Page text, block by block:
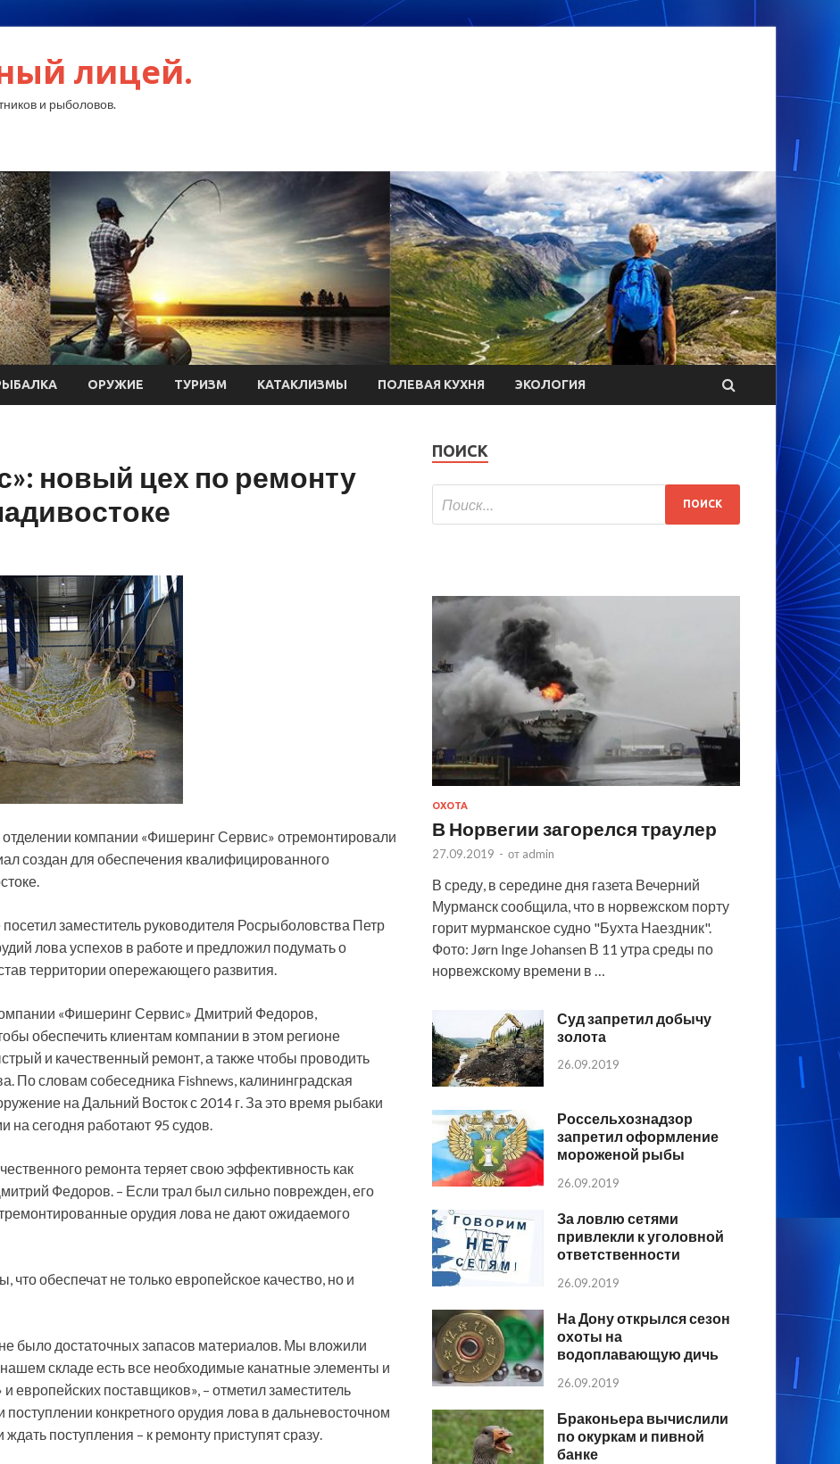
лицей.
и рыболовов.
ОРУЖИЕ ТУРИЗМ КАТАКЛИЗМЫ ПОЛЕВАЯ КУХНЯ ЭКОЛОГИЯ
новый цех по ремонту
компании «Фишеринг Сервис» отремонтировали
создан для обеспечения квалифицированного
заместитель руководителя Росрыболовства Петр
лова успехов в работе и предложил подумать о
территории опережающего развития.
«Фишеринг Сервис» Дмитрий Федоров,
обеспечить клиентам компании в этом регионе
и качественный ремонт, а также чтобы проводить
По словам собеседника Fishnews, калининградская
на Дальний Восток с 2014 г. За это время рыбаки
на сегодня работают 95 судов.
ремонта теряет свою эффективность как
Федоров. – Если трал был сильно поврежден, его
орудия лова не дают ожидаемого
обеспечат не только европейское качество, но и
было достаточных запасов материалов. Мы вложили
складе есть все необходимые канатные элементы и
европейских поставщиков», – отметил заместитель
конкретного орудия лова в дальневосточном
поступления – к ремонту приступят сразу.
ПОИСК
ОХОТА
В Норвегии загорелся траулер
27.09.2019 - от admin
В среду, в середине дня газета Вечерний
Мурманск сообщила, что в норвежском порту
горит мурманское судно "Бухта Наездник".
Фото: Jørn Inge Johansen В 11 утра среды по
норвежскому времени в …
Суд запретил добычу
золота
26.09.2019
Россельхознадзор
запретил оформление
мороженой рыбы
26.09.2019
За ловлю сетями
привлекли к уголовной
ответственности
26.09.2019
На Дону открылся сезон
охоты на
водоплавающую дичь
26.09.2019
Браконьера вычислили
по окуркам и пивной
банке